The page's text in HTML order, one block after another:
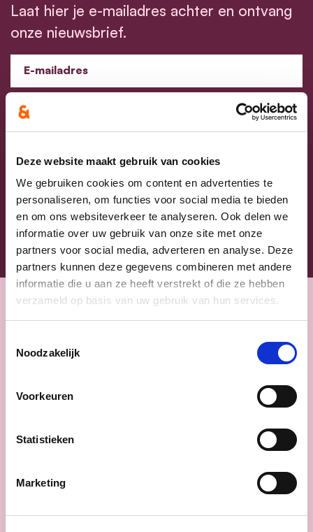
Deze website maakt gebruik van cookies
We gebruiken cookies om content en advertenties te
personaliseren, om functies voor social media te bieden
en om ons websiteverkeer te analyseren. Ook delen we
informatie over uw gebruik van onze site met onze
partners voor social media, adverteren en analyse. Deze
partners kunnen deze gegevens combineren met andere
informatie die u aan ze heeft verstrekt of die ze hebben
verzameld op basis van uw gebruik van hun services.
Noodzakelijk
Voorkeuren
Statistieken
Marketing
Laat hier je e-mailadres achter en ontvang
onze nieuwsbrief.
E-mailadres
Postcode
Klikhierom de privacyvoorwaarden te raadplegen
Nieuws